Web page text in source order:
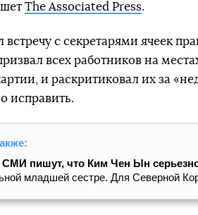
The Associated Press.
с секретарями ячеек
всех работников на
и раскритиковал их за
исправить.
пишут, что Ким Чен Ын
младшей сестре. Для Северной